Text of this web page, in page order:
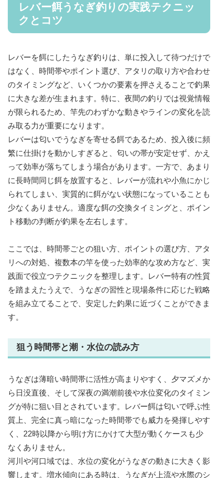
レバー餌うなぎ釣りの実践テクニッ
クとコツ
レバーを餌にしたうなぎ釣りは、単に投入して待つだけで
はなく、時間帯やポイント選び、アタリの取り方や合わせ
のタイミングなど、いくつかの要素を押さえることで釣果
に大きな差が生まれます。特に、夜間の釣りでは視覚情報
が限られるため、竿先のわずかな動きやラインの変化を読
み取る力が重要になります。
レバーは匂いでうなぎを寄せる餌であるため、投入後に頻
繁に仕掛けを動かしすぎると、匂いの帯が安定せず、かえ
って効率が落ちてしまう場合があります。一方で、あまり
に長時間同じ餌を放置すると、レバーが流れや小魚にかじ
られてしまい、実質的に餌がない状態になっていることも
少なくありません。適度な餌の交換タイミングと、ポイン
ト移動の判断が釣果を左右します。
ここでは、時間帯ごとの狙い方、ポイントの選び方、アタ
リへの対処、複数本の竿を使った効率的な攻め方など、実
践面で役立つテクニックを整理します。レバー特有の性質
を踏まえたうえで、うなぎの習性と現場条件に応じた戦略
を組み立てることで、安定した釣果に近づくことができま
す。
狙う時間帯と潮・水位の読み方
うなぎは薄暗い時間帯に活性が高まりやすく、夕マズメか
ら日没直後、そして深夜の満潮前後や水位変化のタイミン
グが特に狙い目とされています。レバー餌は匂いで呼ぶ性
質上、完全に真っ暗になった時間帯でも威力を発揮しやす
く、22時以降から明け方にかけて大型が動くケースも少
なくありません。
河川や河口域では、水位の変化がうなぎの動きに大きく影
響します。増水傾向にある時は、うなぎが上流や水際のシ